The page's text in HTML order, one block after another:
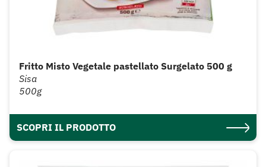
Fritto Misto Vegetale pastellato Surgelato 500 g
Sisa
500g
SCOPRI IL PRODOTTO